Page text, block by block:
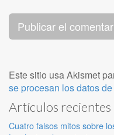
Este sitio usa Akismet
se procesan los datos
Artículos recientes
Cuatro falsos mitos sobre